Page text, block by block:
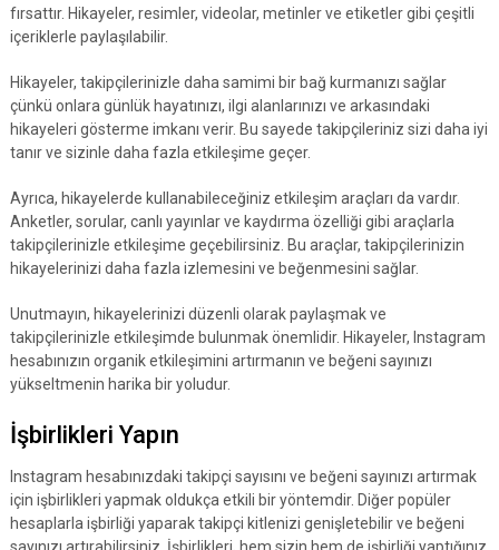
fırsattır. Hikayeler, resimler, videolar, metinler ve etiketler gibi çeşitli
içeriklerle paylaşılabilir.
Hikayeler, takipçilerinizle daha samimi bir bağ kurmanızı sağlar
çünkü onlara günlük hayatınızı, ilgi alanlarınızı ve arkasındaki
hikayeleri gösterme imkanı verir. Bu sayede takipçileriniz sizi daha iyi
tanır ve sizinle daha fazla etkileşime geçer.
Ayrıca, hikayelerde kullanabileceğiniz etkileşim araçları da vardır.
Anketler, sorular, canlı yayınlar ve kaydırma özelliği gibi araçlarla
takipçilerinizle etkileşime geçebilirsiniz. Bu araçlar, takipçilerinizin
hikayelerinizi daha fazla izlemesini ve beğenmesini sağlar.
Unutmayın, hikayelerinizi düzenli olarak paylaşmak ve
takipçilerinizle etkileşimde bulunmak önemlidir. Hikayeler, Instagram
hesabınızın organik etkileşimini artırmanın ve beğeni sayınızı
yükseltmenin harika bir yoludur.
İşbirlikleri Yapın
Instagram hesabınızdaki takipçi sayısını ve beğeni sayınızı artırmak
için işbirlikleri yapmak oldukça etkili bir yöntemdir. Diğer popüler
hesaplarla işbirliği yaparak takipçi kitlenizi genişletebilir ve beğeni